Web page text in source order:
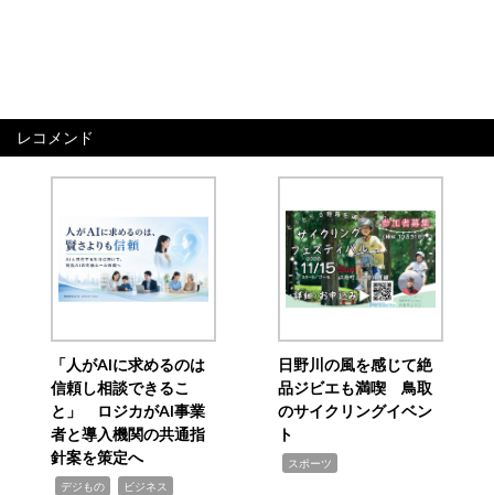
レコメンド
「人がAIに求めるのは
信頼し相談できるこ
と」 ロジカがAI事業
者と導入機関の共通指
針案を策定へ
デジもの ビジネス
日野川の風を感じて絶
品ジビエも満喫 鳥取
のサイクリングイベン
ト
スポーツ